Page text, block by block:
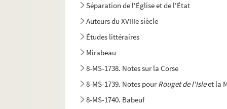
Séparation de l'Église et de l'État
Auteurs du XVIIIe siècle
Études littéraires
Mirabeau
8-MS-1738. Notes sur la Corse
8-MS-1739. Notes pourRouget de l'Isleet la
8-MS-1740. Babeuf